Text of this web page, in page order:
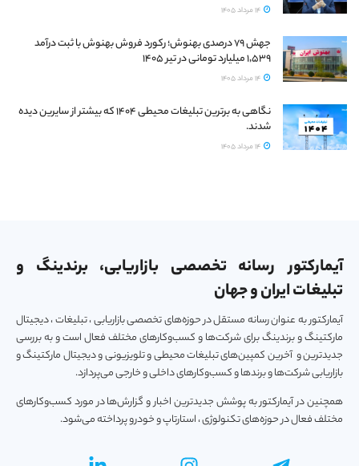
جهش ۷۹ درصدی بهنوش؛ رکورد فروش بهنوش با ثبت درآمد
۱٬۵۳۹ میلیارد تومانی در تیر ۱۴۰۵
نگاهی به برترین تبلیغات محیطی ۱۴۰۴ که بیشتر از سایرین دیده
شدند.
آیمارکتور رسانه تخصصی بازاریابی، برندینگ و
تبلیغات ایران و جهان
آیمارکتور به عنوان رسانه مستقل در حوزه‌های تخصصی بازاریابی ، تبلیغات ، دیجیتال
مارکتینگ و برندینگ برای شرکت‌ها و کسب‌و‌کارهای مختلف فعال است و به بررسی
جدیدترین و آخرین کمپین‌های تبلیغات محیطی و تلویزیونی و دیجیتال مارکتینگ و
بازاریابی شرکت‌ها و برندها و کسب‌و‌کارهای داخلی و خارجی می‌پردازد.
همچنین در آیمارکتور به پوشش جدیدترین اخبار و گزارش‌ها در مورد کسب‌و‎کارهای
مختلف فعال در حوزه‌های تکنولوژی ، استارتاپ و خودرو پرداخته می‌شود.